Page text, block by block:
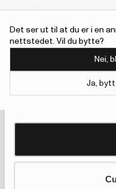
provided to them or that
of their services.
To give users more
Learn more about
silhuett med vid åpning,
uttakbar såle laget av
Besøk
page or contact customer support.
Det ser ut til at du er i en
nettstedet. Vil du bytte?
Nei,
Ja, bytt